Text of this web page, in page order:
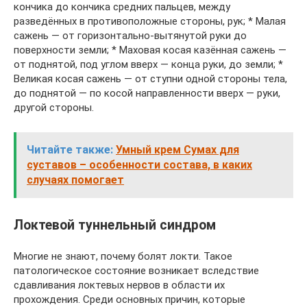
кончика до кончика средних пальцев, между
разведённых в противоположные стороны, рук; * Малая
сажень — от горизонтально-вытянутой руки до
поверхности земли; * Маховая косая казённая сажень —
от поднятой, под углом вверх — конца руки, до земли; *
Великая косая сажень — от ступни одной стороны тела,
до поднятой — по косой направленности вверх — руки,
другой стороны.
Читайте также: Умный крем Сумах для
суставов – особенности состава, в каких
случаях помогает
Локтевой туннельный синдром
Многие не знают, почему болят локти. Такое
патологическое состояние возникает вследствие
сдавливания локтевых нервов в области их
прохождения. Среди основных причин, которые